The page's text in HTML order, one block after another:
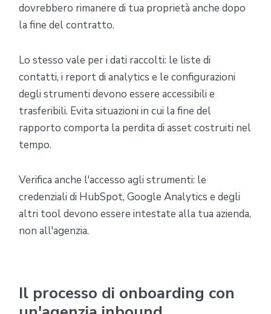
dovrebbero rimanere di tua proprietà anche dopo
la fine del contratto.
Lo stesso vale per i dati raccolti: le liste di
contatti, i report di analytics e le configurazioni
degli strumenti devono essere accessibili e
trasferibili. Evita situazioni in cui la fine del
rapporto comporta la perdita di asset costruiti nel
tempo.
Verifica anche l'accesso agli strumenti: le
credenziali di HubSpot, Google Analytics e degli
altri tool devono essere intestate alla tua azienda,
non all'agenzia.
Il processo di onboarding con